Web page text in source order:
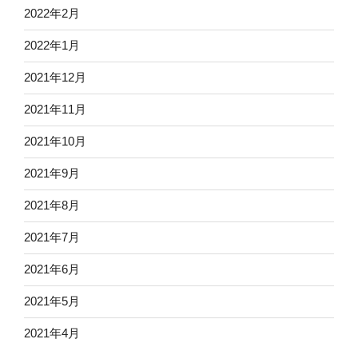
2022年2月
2022年1月
2021年12月
2021年11月
2021年10月
2021年9月
2021年8月
2021年7月
2021年6月
2021年5月
2021年4月